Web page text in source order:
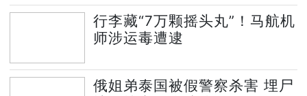
行李藏“7万颗摇头丸”！马航机
师涉运毒遭逮
俄姐弟泰国被假警察杀害 埋尸